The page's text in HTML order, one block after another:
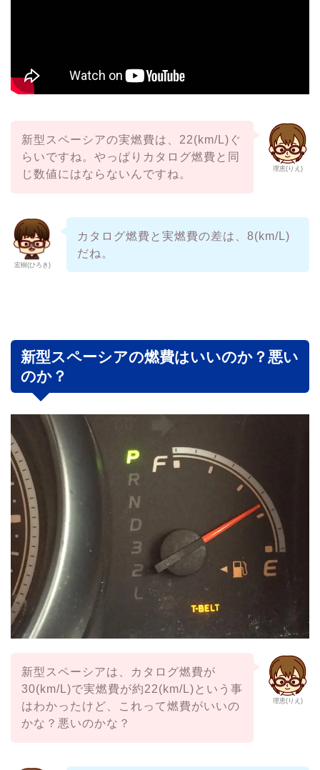
理恵(りえ)
新型スペーシアの実燃費は、22(km/L)ぐ
らいですね。やっぱりカタログ燃費と同
じ数値にはならないんですね。
宏樹(ひろき)
カタログ燃費と実燃費の差は、8(km/L)
だね。
新型スペーシアの燃費はいいのか？悪い
のか？
理恵(りえ)
新型スペーシアは、カタログ燃費が
30(km/L)で実燃費が約22(km/L)という事
はわかったけど、これって燃費がいいの
かな？悪いのかな？